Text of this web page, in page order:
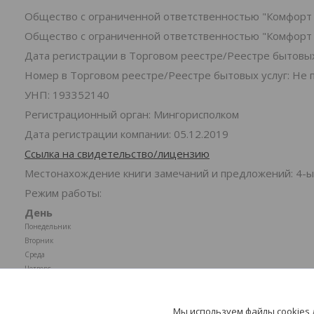
Общество с ограниченной ответственностью "Комфорт
Общество с ограниченной ответственностью "Комфорт
Дата регистрации в Торговом реестре/Реестре
Номер в Торговом реестре/Реестре бытовых услуг: Не
УНП: 193352140
Регистрационный орган: Мингорисполком
Дата регистрации компании: 05.12.2019
Ссылка на свидетельство/лицензию
Местонахождение книги замечаний и предложений: 4-
Режим работы:
День
Понедельник
Вторник
Среда
Четверг
Мы используем файлы cookies